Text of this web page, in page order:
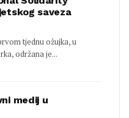
saveza
tjednu ožujka, u
održana je...
medij u